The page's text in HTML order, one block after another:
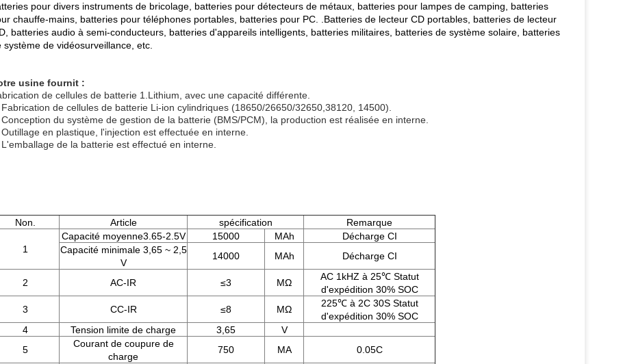
pour divers instruments de bricolage, batteries pour détecteurs de métaux, batteries pour lampes de camping, batteries
chauffe-mains, batteries pour téléphones portables, batteries pour PC. .Batteries de lecteur CD portables, batteries de lecteur
batteries audio à semi-conducteurs, batteries d'appareils intelligents, batteries militaires, batteries de système solaire, batteries
système de vidéosurveillance, etc.
usine fournit :
de cellules de batterie 1.Lithium, avec une capacité différente.
Fabrication de cellules de batterie Li-ion cylindriques (18650/26650/32650,38120, 14500).
du système de gestion de la batterie (BMS/PCM), la production est réalisée en interne.
en plastique, l'injection est effectuée en interne.
de la batterie est effectué en interne.
Non. Article spécification Remarque
1
Capacité moyenne3.65-2.5V 15000 MAh
Décharge CI
Capacité minimale 3,65 ~ 2,5
V
14000 MAh Décharge CI
2 AC-IR ≤3 MΩ
AC 1kHZ à 25℃ Statut
d'expédition 30% SOC
3
CC-IR ≤8 MΩ
225℃ à 2C 30S Statut
d'expédition 30% SOC
4
Tension limite de charge 3,65
V
5
Courant de coupure de
charge
750 MA 0.05C